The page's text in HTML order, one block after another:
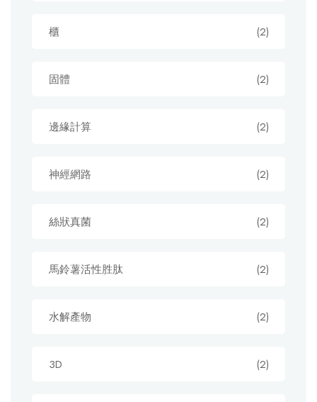
櫃 (2)
固體 (2)
邊緣計算 (2)
神經網路 (2)
絲狀真菌 (2)
馬鈴薯活性胜肽 (2)
水解產物 (2)
3D (2)